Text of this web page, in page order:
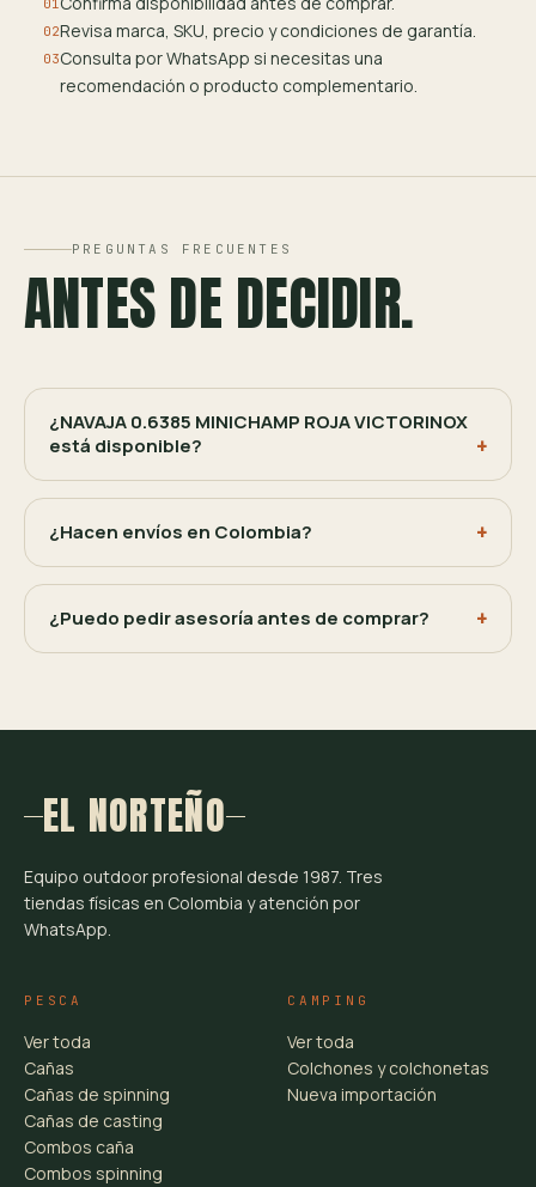
01
02Revisa marca, SKU, precio y condiciones de garantía.
03Consulta por WhatsApp si necesitas una
recomendación o producto complementario.
PREGUNTAS FRECUENTES
ANTES DE DECIDIR.
¿NAVAJA 0.6385 MINICHAMP ROJA VICTORINOX
está disponible?
¿Hacen envíos en Colombia?
¿Puedo pedir asesoría antes de comprar?
EL NORTEÑO
Equipo outdoor profesional desde 1987. Tres
tiendas físicas en Colombia y atención por
WhatsApp.
PESCA
Ver toda
Cañas
Cañas de spinning
Cañas de casting
Combos caña
Combos spinning
CAMPING
Ver toda
Colchones y colchonetas
Nueva importación